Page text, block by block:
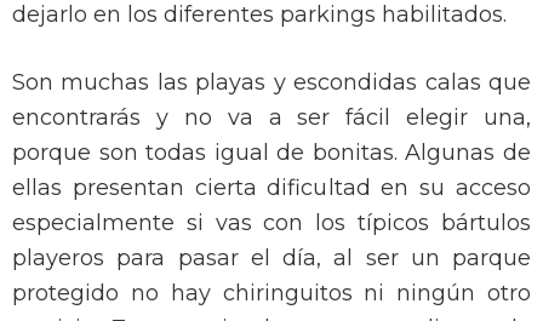
dejarlo en los diferentes parkings habilitados.
Son muchas las playas y escondidas calas que
encontrarás y no va a ser fácil elegir una,
porque son todas igual de bonitas. Algunas de
ellas presentan cierta dificultad en su acceso
especialmente si vas con los típicos bártulos
playeros para pasar el día, al ser un parque
protegido no hay chiringuitos ni ningún otro